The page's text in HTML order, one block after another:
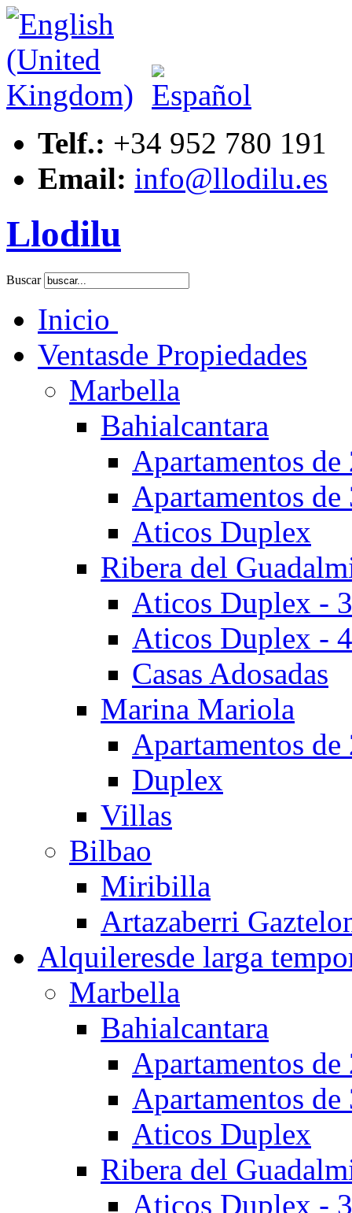
Telf.: +34 952 780 191
Email: info@llodilu.es
Llodilu
Buscar
Inicio
Ventasde Propiedades
Marbella
Bahialcantara
Apartamentos
Apartamentos
Aticos Duplex
Ribera del
Aticos Duplex -
Aticos Duplex -
Casas Adosadas
Marina Mariola
Apartamentos
Duplex
Villas
Bilbao
Miribilla
Artazaberri
Alquileresde larga
Marbella
Bahialcantara
Apartamentos
Apartamentos
Aticos Duplex
Ribera del
Aticos Duplex -